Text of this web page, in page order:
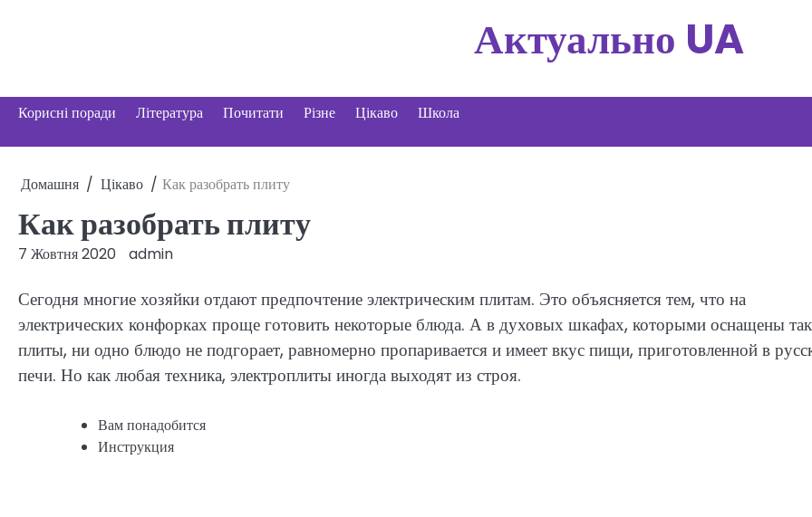
Актуально UA
Корисні поради Література Почитати Різне Цікаво Школа
Домашня Цікаво Как разобрать плиту
Как разобрать плиту
7 Жовтня 2020 admin
Сегодня многие хозяйки отдают предпочтение электрическим плитам. Это объясняется тем, что на
электрических конфорках проще готовить некоторые блюда. А в духовых шкафах, которыми оснащены
плиты, ни одно блюдо не подгорает, равномерно пропаривается и имеет вкус пищи, приготовленной в
печи. Но как любая техника, электроплиты иногда выходят из строя.
Вам понадобится
Инструкция